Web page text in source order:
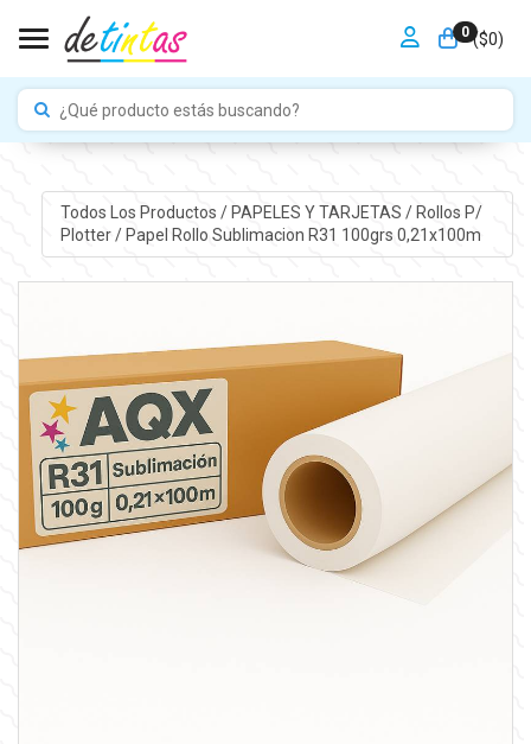
0 ($0)
Toggle navigation
Todos Los Productos / PAPELES Y TARJETAS / Rollos P/
Plotter/ Papel Rollo Sublimacion R31 100grs 0,21x100m